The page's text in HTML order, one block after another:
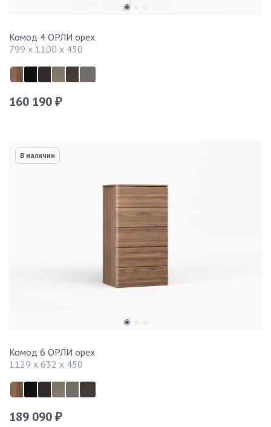
Комод 4 ОРЛИ орех
799 x 1100 x 450
160 190 ₽
В наличии
Комод 6 ОРЛИ орех
1129 x 632 x 450
189 090 ₽